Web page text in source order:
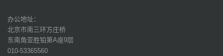
办公地址：
北京市南三环方庄桥
东南角亚胜铂第A座9层
010-53365560